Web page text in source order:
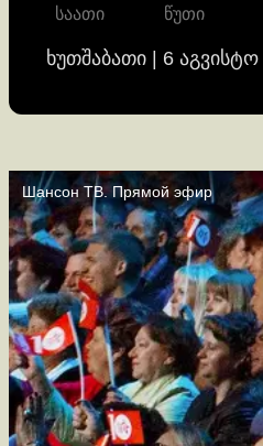
საათი წუთი
ხუთშაბათი | 6 აგვისტო